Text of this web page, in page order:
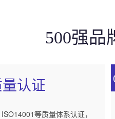
500强品
认证
等质量体系认证，